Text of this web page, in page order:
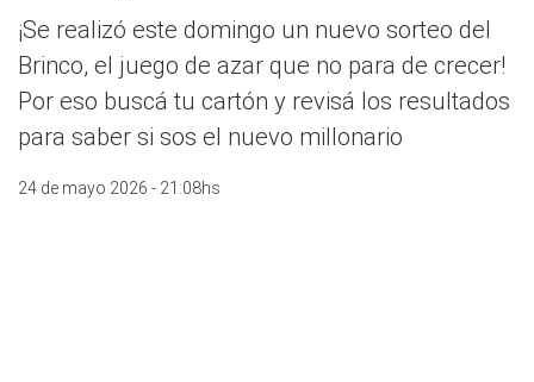
¡Se realizó este domingo un nuevo sorteo del
Brinco, el juego de azar que no para de crecer!
Por eso buscá tu cartón y revisá los resultados
para saber si sos el nuevo millonario
24 de mayo 2026 - 21:08hs